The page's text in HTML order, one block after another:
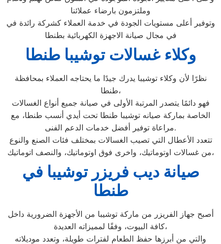
وملتزمون بارضاء عملائنا
وتوفير أعلى مستويات الجودة في خدمة العملاء كشركة رائدة في
في مجال صيانة الاجهزة الكهربائية بطنطا
وكلاء غسالات توشيبا طنطا
نظرًا لأن وكلاء توشيبا يدرك جيدًا ما يحتاجه العملاء بمحافظة
طنطا،
فهو دائمًا يتصدر المرتبة الأولى في صيانة جميع أنواع الغسالات
الخاصة بماركة صيانه توشيبا طنطا تحت أيدي أنسب طنطا، مع
مراعاة توفير أفضل خدمات الدعم الفنى.
تتعدد الأعطال التي تصيب الغسالات بمختلف فئات الصنع والنوع
من غسالات اوتوماتيك، واخرى فوق اوتوماتيك، والنصف اتوماتيك،
صيانة ديب فريزر توشيبا في
طنطا
أصبح جهاز الفريزر من ماركة توشيبا من الأجهزة الضرورية داخل
كافة البيوت، وفقًا لمميزاته العديدة،
والتي من أبرزها حفظ الطعام لفترات طويلة، وتعدد موديلاته